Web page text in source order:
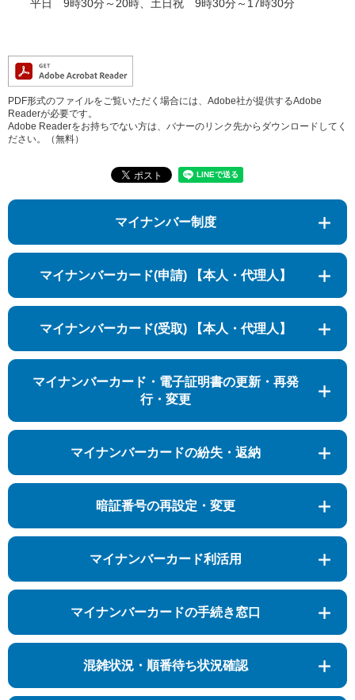
平日 9時30分～20時、土日祝 9時30分～17時30分
PDF形式のファイルをご覧いただく場合には、Adobe社が提供するAdobe
Readerが必要です。
Adobe Readerをお持ちでない方は、バナーのリンク先からダウンロードしてく
ださい。（無料）
マイナンバー制度
マイナンバーカード(申請) 【本人・代理人】
マイナンバーカード(受取) 【本人・代理人】
マイナンバーカード・電子証明書の更新・再発
行・変更
マイナンバーカードの紛失・返納
暗証番号の再設定・変更
マイナンバーカード利活用
マイナンバーカードの手続き窓口
混雑状況・順番待ち状況確認